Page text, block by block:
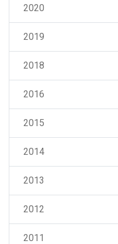
2020
2019
2018
2016
2015
2014
2013
2012
2011